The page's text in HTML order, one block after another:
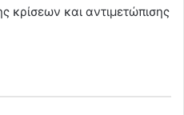
κρίσεων και αντιμετώπισης